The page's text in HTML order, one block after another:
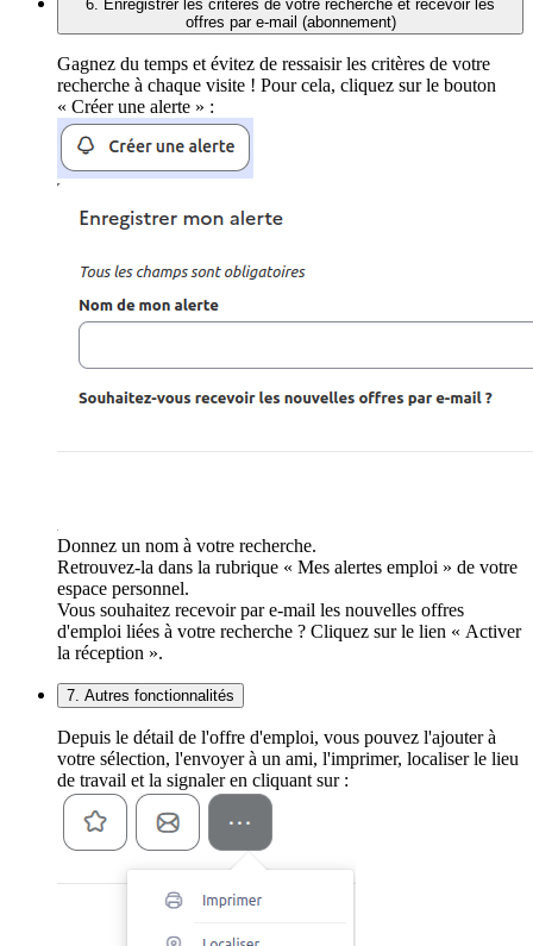
6. Enregistrer les critères de votre recherche et recevoir les
offres par e-mail (abonnement)
Gagnez du temps et évitez de ressaisir les critères de votre
recherche à chaque visite ! Pour cela, cliquez sur le bouton
« Créer une alerte » :
Donnez un nom à votre recherche.
Retrouvez-la dans la rubrique « Mes alertes emploi » de votre
espace personnel.
Vous souhaitez recevoir par e-mail les nouvelles offres
d'emploi liées à votre recherche ? Cliquez sur le lien « Activer
la réception ».
7. Autres fonctionnalités
Depuis le détail de l'offre d'emploi, vous pouvez l'ajouter à
votre sélection, l'envoyer à un ami, l'imprimer, localiser le lieu
de travail et la signaler en cliquant sur :